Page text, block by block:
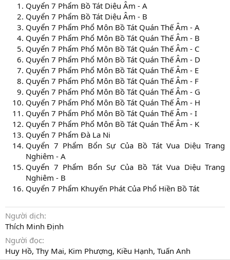
Quyển 7 Phẩm Bồ Tát Diệu Âm - A
Quyển 7 Phẩm Bồ Tát Diệu Âm - B
Quyển 7 Phẩm Phổ Môn Bồ Tát Quán Thế Âm - A
Quyển 7 Phẩm Phổ Môn Bồ Tát Quán Thế Âm - B
Quyển 7 Phẩm Phổ Môn Bồ Tát Quán Thế Âm - C
Quyển 7 Phẩm Phổ Môn Bồ Tát Quán Thế Âm - D
Quyển 7 Phẩm Phổ Môn Bồ Tát Quán Thế Âm - E
Quyển 7 Phẩm Phổ Môn Bồ Tát Quán Thế Âm - F
Quyển 7 Phẩm Phổ Môn Bồ Tát Quán Thế Âm - G
Quyển 7 Phẩm Phổ Môn Bồ Tát Quán Thế Âm - H
Quyển 7 Phẩm Phổ Môn Bồ Tát Quán Thế Âm - I
Quyển 7 Phẩm Phổ Môn Bồ Tát Quán Thế Âm - K
Quyển 7 Phẩm Đà La Ni
Quyển 7 Phẩm Bổn Sự Của Bồ Tát Vua Diệu Trang
Nghiêm - A
Quyển 7 Phẩm Bổn Sự Của Bồ Tát Vua Diệu Trang
Nghiêm - B
Quyển 7 Phẩm Khuyến Phát Của Phổ Hiền Bồ Tát
Người dịch
Thích Minh Định
Người đọc
Huy Hồ, Thy Mai, Kim Phượng, Kiều Hạnh, Tuấn Anh